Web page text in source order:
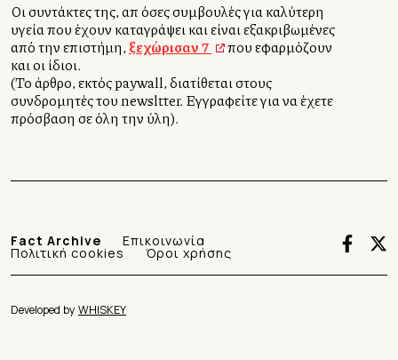
Οι συντάκτες της, απ όσες συμβουλές για καλύτερη
υγεία που έχουν καταγράψει και είναι εξακριβωμένες
από την επιστήμη, ξεχώρισαν 7
που εφαρμόζουν
και οι ίδιοι.
(Το άρθρο, εκτός paywall, διατίθεται στους
συνδρομητές του newsltter. Εγγραφείτε για να έχετε
πρόσβαση σε όλη την ύλη).
Fact Archive Επικοινωνία
Πολιτική cookies Όροι χρήσης
Developed by WHISKEY